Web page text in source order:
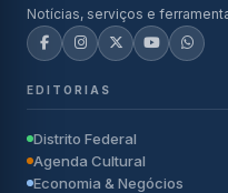
Notícias, serviços e
EDITORIAS
Distrito Federal
Agenda Cultural
Economia & Negócios